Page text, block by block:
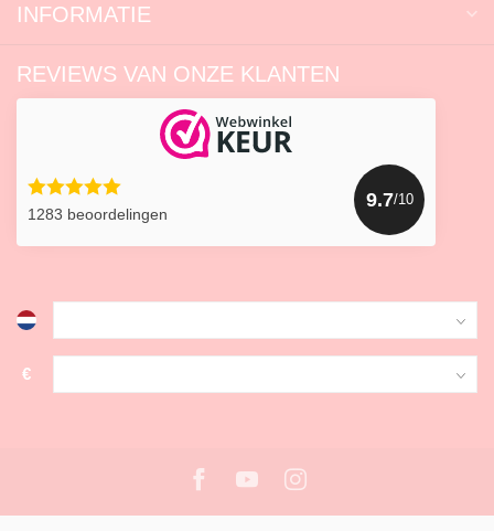
INFORMATIE
REVIEWS VAN ONZE KLANTEN
1283 beoordelingen
9.7/10
€